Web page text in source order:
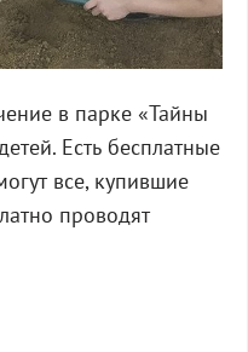
в парке «Тайны
Есть бесплатные
все, купившие
проводят